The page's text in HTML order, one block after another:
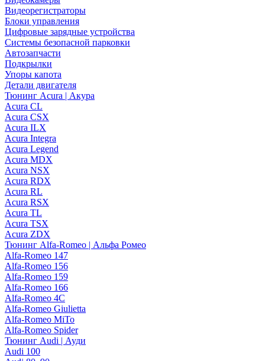
Видеорегистраторы
Блоки управления
Цифровые зарядные устройства
Системы безопасной парковки
Автозапчасти
Подкрылки
Упоры капота
Детали двигателя
Тюнинг Acura | Акура
Acura CL
Acura CSX
Acura ILX
Acura Integra
Acura Legend
Acura MDX
Acura NSX
Acura RDX
Acura RL
Acura RSX
Acura TL
Acura TSX
Acura ZDX
Тюнинг Alfa-Romeo | Альфа Ромео
Alfa-Romeo 147
Alfa-Romeo 156
Alfa-Romeo 159
Alfa-Romeo 166
Alfa-Romeo 4C
Alfa-Romeo Giulietta
Alfa-Romeo MiTo
Alfa-Romeo Spider
Тюнинг Audi | Ауди
Audi 100